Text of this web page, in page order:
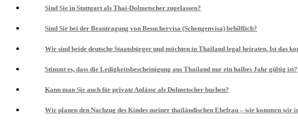
Sind Sie in Stuttgart als Thai-Dolmetscher zugelassen?
Sind Sie bei der Beantragung von Besuchervisa (Schengenvisa) behilflich?
Wir sind beide deutsche Staatsbürger und möchten in Thailand legal heiraten. Ist das
Stimmt es, dass die Ledigkeitsbescheinigung aus Thailand nur ein halbes Jahr gültig ist?
Kann man Sie auch für private Anlässe als Dolmetscher buchen?
Wir planen den Nachzug des Kindes meiner thailändischen Ehefrau – wie kommen wir